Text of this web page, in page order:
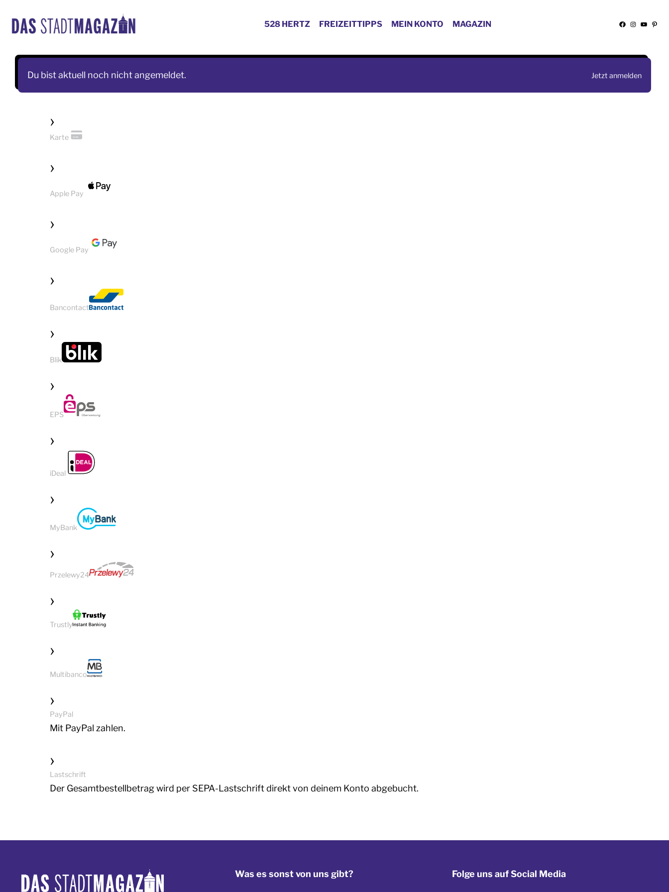
content
Facebook
528 HERTZ FREIZEITTIPPS MEIN KONTO MAGAZIN
Du bist aktuell noch nicht angemeldet. Jetzt anmelden
Karte
Apple Pay
Google Pay
Bancontact
Blik
EPS
iDeal
MyBank
Przelewy24
Trustly
Multibanco
PayPal
Mit PayPal zahlen.
Lastschrift
Der Gesamtbestellbetrag wird per SEPA-Lastschrift direkt von deinem Konto abgebucht.
Was es sonst von uns gibt? Folge uns auf Social Media